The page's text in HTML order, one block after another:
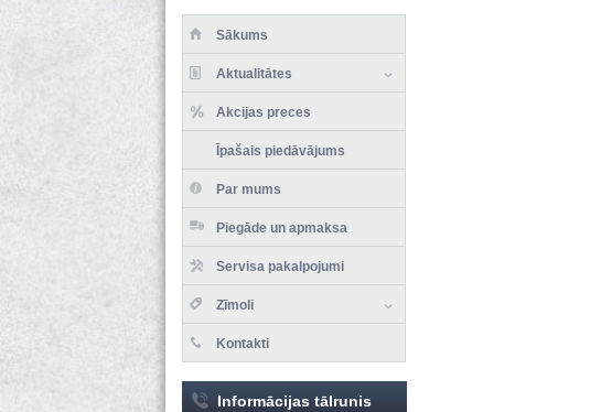
Sākums
Aktualitātes
Akcijas preces
Īpašais piedāvājums
Par mums
Piegāde un apmaksa
Servisa pakalpojumi
Zīmoli
Kontakti
Informācijas tālrunis